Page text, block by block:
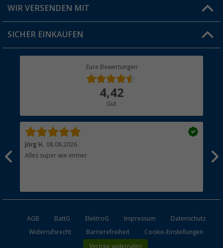
Jobs & Karriere
Versandinformationen
Rücksendung
WIR VERSENDEN MIT
SICHER EINKAUFEN
Eure Bewertungen
4,42
Gut
Jörg H. 08.08.2026
Alles super wie immer
AGB BattG ElektroG Impressum
Datenschutz
Widerrufsrecht
Barrierefreiheit Cookie-Einstellungen
Vertrag widerrufen